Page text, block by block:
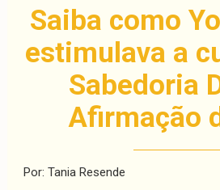
Saiba como
estimulava a
Sabedoria
Afirmação
Por: Tania Resende